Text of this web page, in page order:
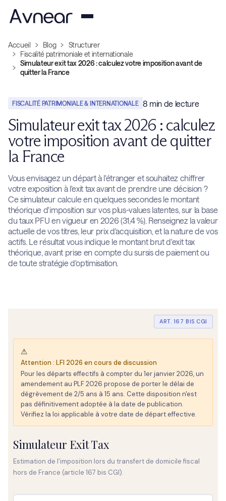
Accueil Blog
Structurer
Fiscalité patrimoniale et internationale
Simulateur exit tax 2026 : calculez votre imposition avant de
quitter la France
FISCALITÉ PATRIMONIALE & INTERNATIONALE 8 min de lecture
Simulateur exit tax 2026 : calculez
votre imposition avant de quitter
la France
Vous envisagez un départ à l'étranger et souhaitez chiffrer
votre exposition à l'exit tax avant de prendre une décision ?
Ce simulateur calcule en quelques secondes le montant
théorique d'imposition sur vos plus-values latentes, sur la base
du taux PFU en vigueur en 2026 (31,4 %). Renseignez la valeur
actuelle de vos titres, leur prix d'acquisition, et la nature de vos
actifs. Le résultat vous indique le montant brut d'exit tax
théorique, avant prise en compte du sursis de paiement ou
de toute stratégie d'optimisation.